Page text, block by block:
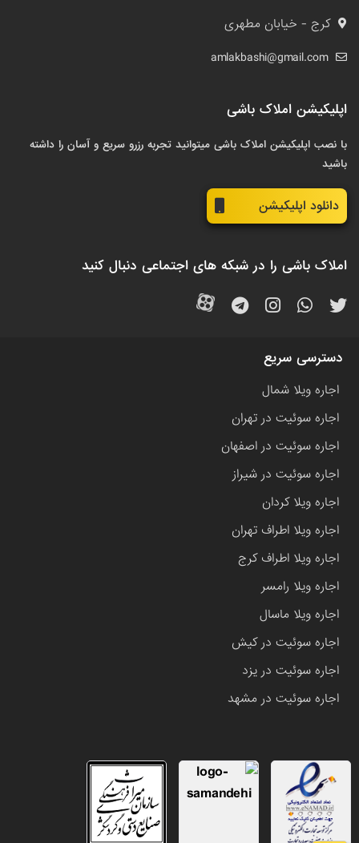
کرج - خیابان مطهری
amlakbashi@gmail.com
اپلیکیشن املاک باشی
با نصب اپلیکیشن املاک باشی میتوانید تجربه رزرو سریع و آسان را داشته
باشید
دانلود اپلیکیشن
املاک باشی را در شبکه های اجتماعی دنبال کنید
دسترسی سریع
اجاره ویلا شمال
اجاره سوئیت در تهران
اجاره سوئیت در اصفهان
اجاره سوئیت در شیراز
اجاره ویلا کردان
اجاره ویلا اطراف تهران
اجاره ویلا اطراف کرج
اجاره ویلا رامسر
اجاره ویلا ماسال
اجاره سوئیت در کیش
اجاره سوئیت در یزد
اجاره سوئیت در مشهد